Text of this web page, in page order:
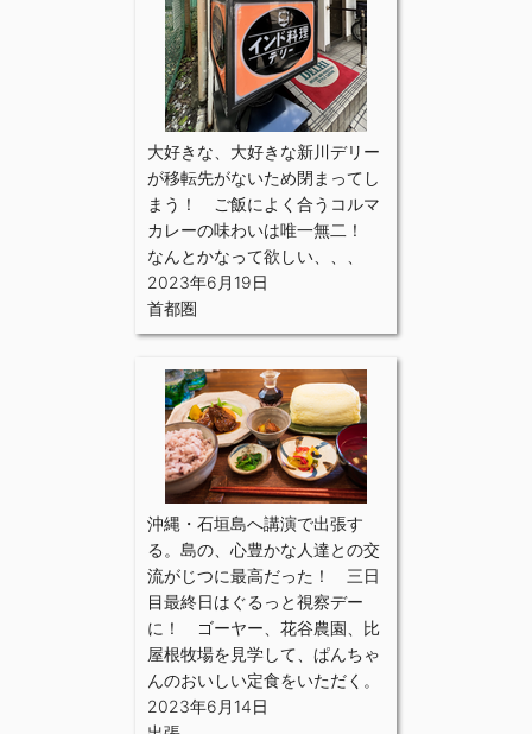
大好きな、大好きな新川デリー
が移転先がないため閉まってし
まう！ ご飯によく合うコルマ
カレーの味わいは唯一無二！
なんとかなって欲しい、、、
2023年6月19日
首都圏
沖縄・石垣島へ講演で出張す
る。島の、心豊かな人達との交
流がじつに最高だった！ 三日
目最終日はぐるっと視察デー
に！ ゴーヤー、花谷農園、比
屋根牧場を見学して、ぱんちゃ
んのおいしい定食をいただく。
2023年6月14日